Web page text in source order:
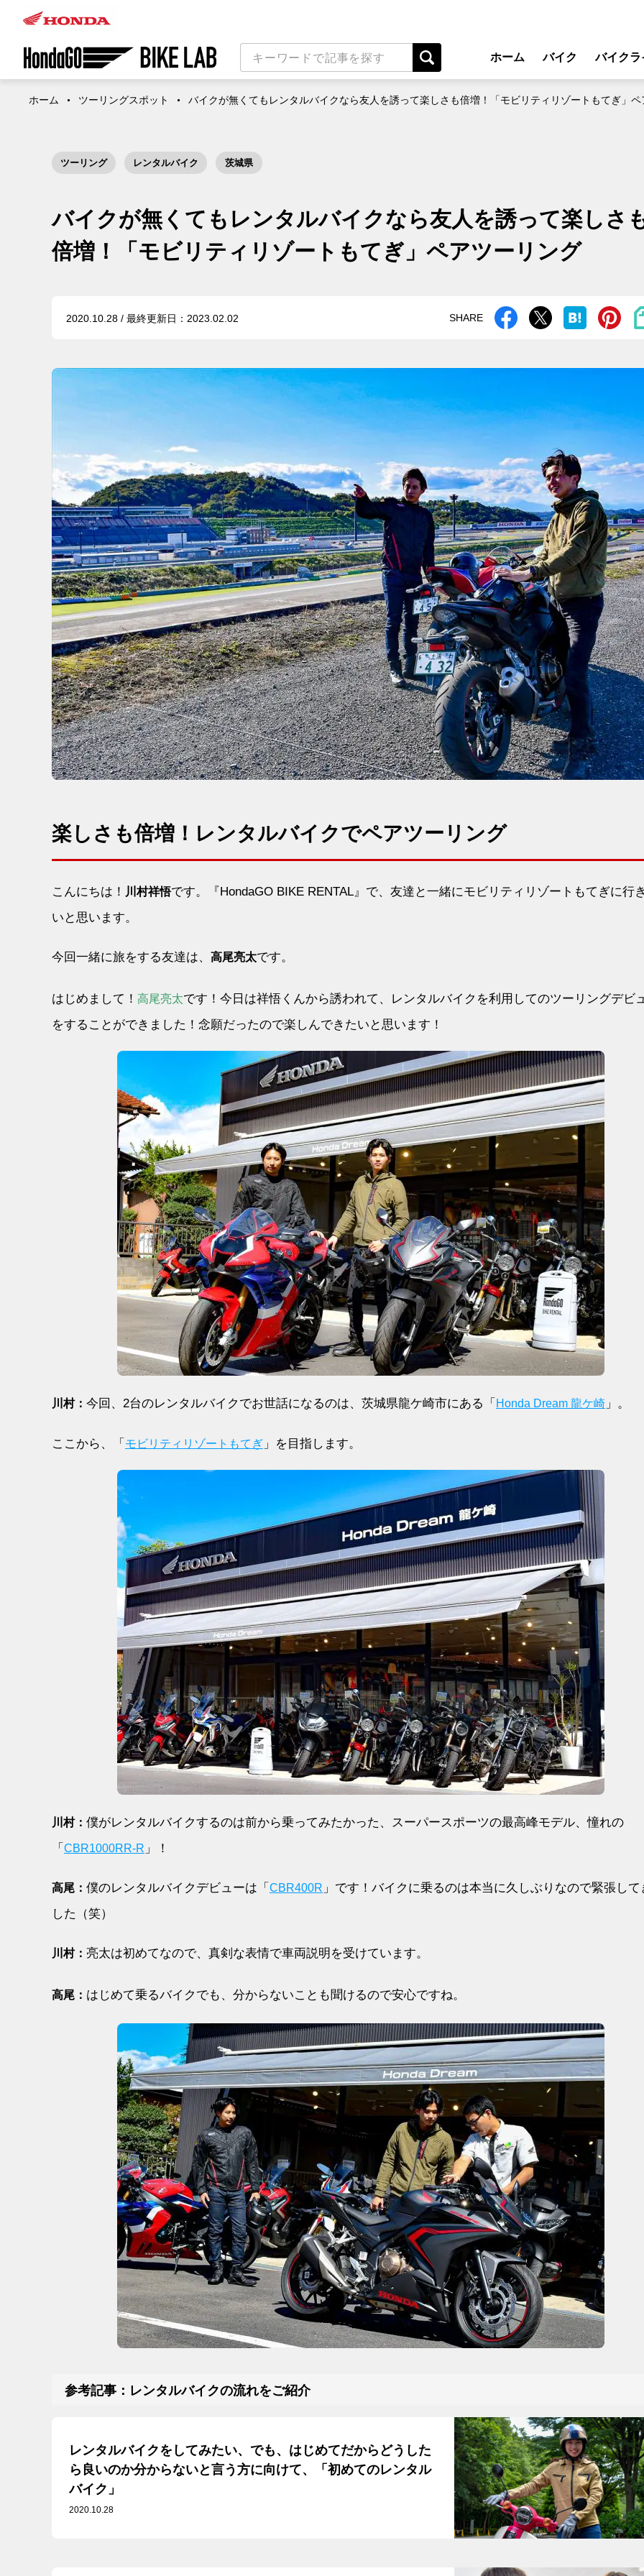
ホーム バイク
ビジネス
バイクラ
レンタル
ホーム ツーリングスポット バイクが無くてもレンタルバイクなら友人を誘って楽しさも倍増！「モビリティリゾートもてぎ」
ツーリング レンタルバイク 茨城県
バイクが無くてもレンタルバイクなら友人を誘って楽しさ
倍増！「モビリティリゾートもてぎ」ペアツーリング
2020.10.28 / 最終更新日：2023.02.02 SHARE
楽しさも倍増！レンタルバイクでペアツーリング
こんにちは！ 川村祥悟です。『HondaGO BIKE RENTAL』で、友達と一緒にモビリティリゾートもてぎに行
いと思います。
今回一緒に旅をする友達は、 高尾亮太です。
はじめまして！ 高尾亮太です！今日は祥悟くんから誘われて、レンタルバイクを利用してのツーリングデビ
をすることができました！念願だったので楽しんできたいと思います！
川村： 今回、2台のレンタルバイクでお世話になるのは、茨城県龍ケ崎市にある「 Honda Dream 龍ケ崎 」。
ここから、「 モビリティリゾートもてぎ 」を目指します。
川村： 僕がレンタルバイクするのは前から乗ってみたかった、スーパースポーツの最高峰モデル、憧れの
「 CBR1000RR-R 」！
高尾： 僕のレンタルバイクデビューは「 CBR400R 」です！バイクに乗るのは本当に久しぶりなので緊張して
した（笑）
川村： 亮太は初めてなので、真剣な表情で車両説明を受けています。
高尾： はじめて乗るバイクでも、分からないことも聞けるので安心ですね。
参考記事：レンタルバイクの流れをご紹介
レンタルバイクをしてみたい、でも、はじめてだからどうした
ら良いのか分からないと言う方に向けて、「初めてのレンタル
バイク」
2020.10.28